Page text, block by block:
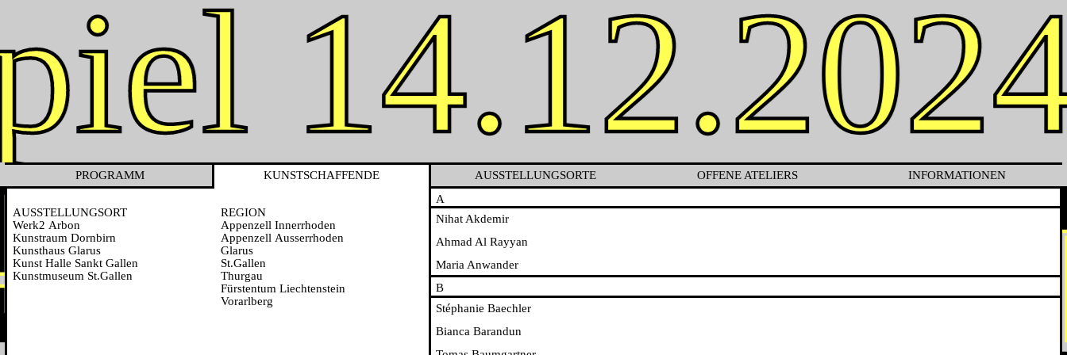
PROGRAMM KUNSTSCHAFFENDE AUSSTELLUNGSORTE OFFENE ATELIERS INFORMATIONEN
AUSSTELLUNGSORT
Werk2 Arbon
Kunstraum Dornbirn
Kunsthaus Glarus
Kunst Halle Sankt Gallen
Kunstmuseum St.Gallen
REGION
Appenzell Innerrhoden
Appenzell Ausserrhoden
Glarus
St.Gallen
Thurgau
Fürstentum Liechtenstein
Vorarlberg
A
Nihat Akdemir
Ahmad Al Rayyan
Maria Anwander
B
Stéphanie Baechler
Bianca Barandun